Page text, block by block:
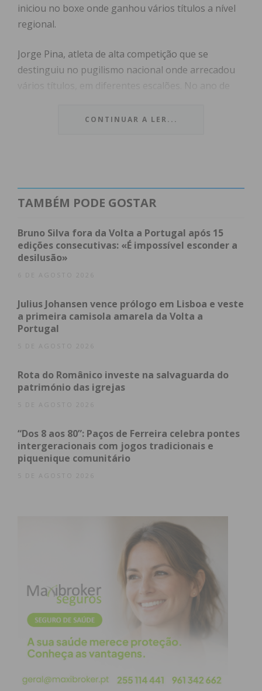
iniciou no boxe onde ganhou vários títulos a nível
regional.
Jorge Pina, atleta de alta competição que se
destinguiu no pugilismo nacional onde arrecadou
vários títulos, em diferentes escalões. No ano de
incapacidade visual severa e acabou por se dedicar
instituição que tem “como missão promover e
desenvolver atividades em prol da comunidade, em
áreas de relevo social.
Subscreva a newsletter do
Imediato
Assine nossa newsletter por e-mail e
obtenha de forma regular a informação
atualizada.
CONTINUAR A LER...
TAMBÉM PODE GOSTAR
Bruno Silva fora da Volta a Portugal após 15
edições consecutivas: «É impossível esconder a
desilusão»
6 DE AGOSTO 2026
Julius Johansen vence prólogo em Lisboa e veste
a primeira camisola amarela da Volta a
Portugal
5 DE AGOSTO 2026
Rota do Românico investe na salvaguarda do
património das igrejas
5 DE AGOSTO 2026
“Dos 8 aos 80”: Paços de Ferreira celebra pontes
intergeracionais com jogos tradicionais e
piquenique comunitário
5 DE AGOSTO 2026